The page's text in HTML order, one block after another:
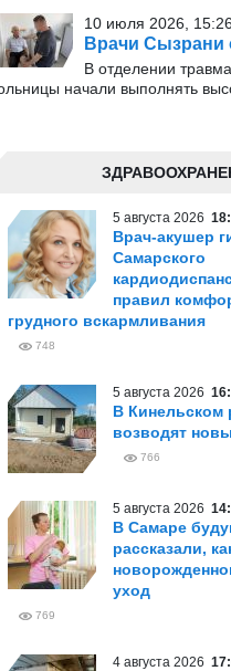
10 июля 2026, 15:26
Врачи Сызрани
В отделении
начали выполнять
5 августа 2026
Врач-акушер
Самарского
правил
грудного вскармливания
748
5 августа 2026
В Кинельском
возводят
766
5 августа 2026
В Самаре
рассказали,
уход
769
4 августа 2026